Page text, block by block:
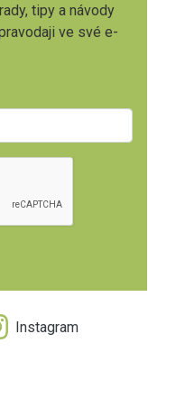
tipy a návody
ve své e-
Instagram